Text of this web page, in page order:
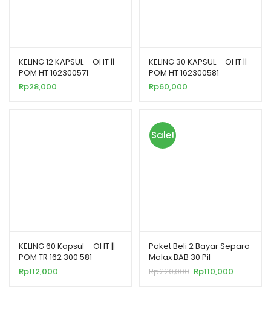
KELING 12 KAPSUL – OHT ||
POM HT 162300571
Rp28,000
KELING 30 KAPSUL – OHT ||
POM HT 162300581
Rp60,000
KELING 60 Kapsul – OHT ||
POM TR 162 300 581
Rp112,000
Sale!
Paket Beli 2 Bayar Separo
Molax BAB 30 Pil –
Membantu Melancarkan
Buang Air Besar
Rp220,000 Rp110,000